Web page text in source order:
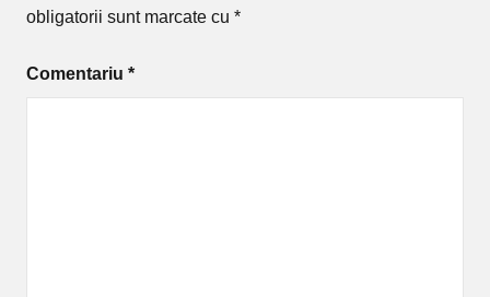
obligatorii sunt marcate cu *
Comentariu *